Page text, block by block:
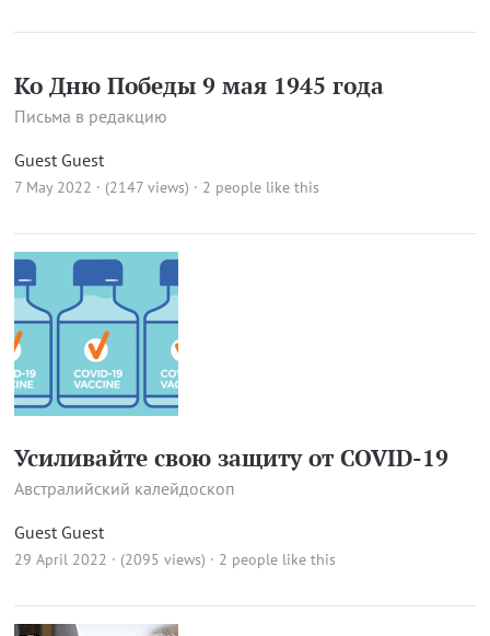
Ко Дню Победы 9 мая 1945 года
Письма в редакцию
Guest Guest
7 May 2022 · (2147 views) · 2 people like this
Усиливайте свою защиту от COVID-19
Австралийский калейдоскоп
Guest Guest
29 April 2022 · (2095 views) · 2 people like this